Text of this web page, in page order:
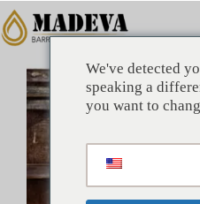
para
o
conteúdo
CASA
ALTERNATIVAS
COMERCIAL
Ver
imagem
maior
We've detected
speaking a
you want to